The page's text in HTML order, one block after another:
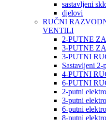
sastavljeni
djelovi
RUČNI
VENTILI
2-PUTNE
3-PUTNE
3-PUTNI
Sastavljeni
4-PUTNI
6-PUTNI
2-putni
3-putni
6-putni
8-putni